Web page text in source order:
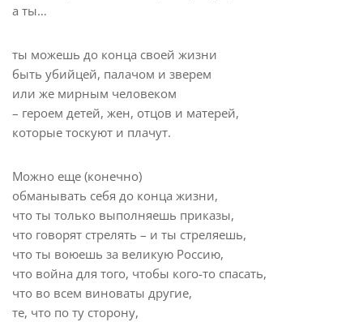
а ты…
ты можешь до конца своей жизни
быть убийцей, палачом и зверем
или же мирным человеком
– героем детей, жен, отцов и матерей,
которые тоскуют и плачут.
Можно еще (конечно)
обманывать себя до конца жизни,
что ты только выполняешь приказы,
что говорят стрелять – и ты стреляешь,
что ты воюешь за великую Россию,
что война для того, чтобы кого-то спасать,
что во всем виноваты другие,
те, что по ту сторону,